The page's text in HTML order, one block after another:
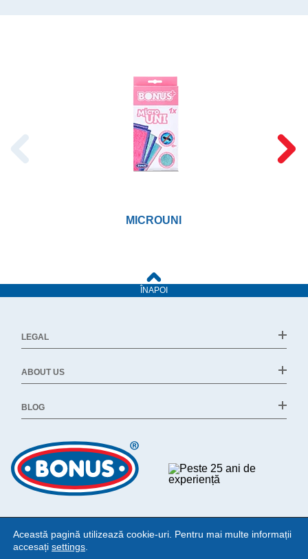
MICROUNI
ÎNAPOI
LEGAL
ABOUT US
BLOG
Această pagină utilizează cookie-uri. Pentru mai multe informații
accesați settings